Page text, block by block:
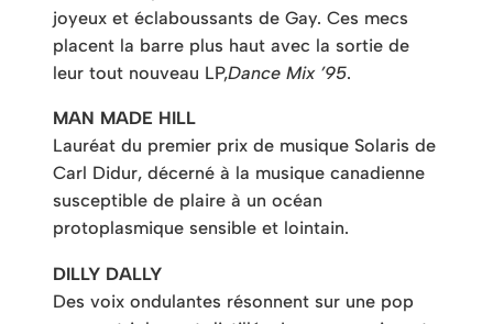
joyeux et éclaboussants de Gay. Ces mecs
placent la barre plus haut avec la sortie de
leur tout nouveau LP,Dance Mix ’95.
MAN MADE HILL
Lauréat du premier prix de musique Solaris de
Carl Didur, décerné à la musique canadienne
susceptible de plaire à un océan
protoplasmique sensible et lointain.
DILLY DALLY
Des voix ondulantes résonnent sur une pop